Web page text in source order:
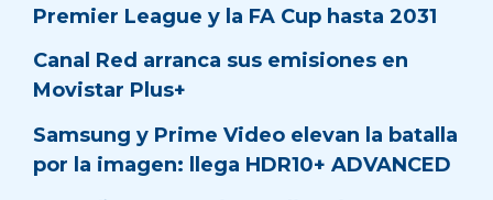
Premier League y la FA Cup hasta 2031
Canal Red arranca sus emisiones en
Movistar Plus+
Samsung y Prime Video elevan la batalla
por la imagen: llega HDR10+ ADVANCED